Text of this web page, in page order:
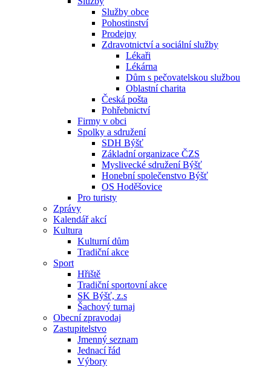
Služby obce
Pohostinství
Prodejny
Zdravotnictví a sociální služby
Lékaři
Lékárna
Dům s pečovatelskou službou
Oblastní charita
Česká pošta
Pohřebnictví
Firmy v obci
Spolky a sdružení
SDH Býšť
Základní organizace ČZS
Myslivecké sdružení Býšť
Honební společenstvo Býšť
OS Hoděšovice
Pro turisty
Zprávy
Kalendář akcí
Kultura
Kulturní dům
Tradiční akce
Sport
Hřiště
Tradiční sportovní akce
SK Býšť, z.s
Šachový turnaj
Obecní zpravodaj
Zastupitelstvo
Jmenný seznam
Jednací řád
Výbory